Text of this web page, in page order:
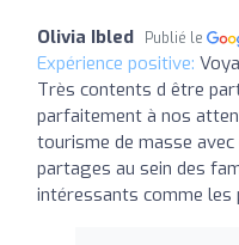
Olivia Ibled Publié le
Expérience positive:
Très contents d être
parfaitement à nos
tourisme de masse
partages au sein des
intéressants comme les